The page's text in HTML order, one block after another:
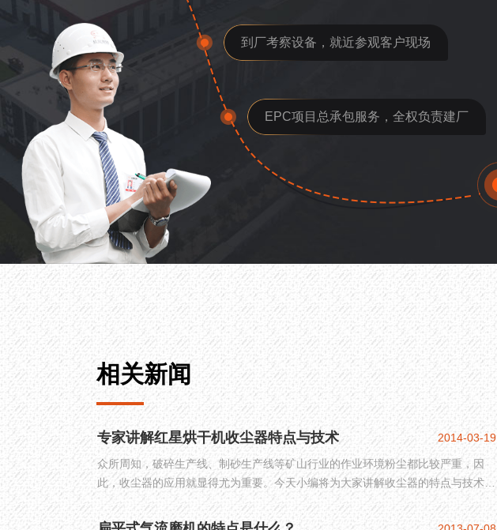
到厂考察设备，就近参观客户现场
EPC项目总承包服务，全权负责建厂
相关新闻
专家讲解红星烘干机收尘器特点与技术
众所周知，破碎生产线、制砂生产线等矿山行业的作业环境粉尘都比较严重，因
此，收尘器的应用就显得尤为重要。今天小编将为大家讲解收尘器的特点与技术，
本文以矿山名企红星机器的烘干机收尘器为例进行解说。
2014-03-19